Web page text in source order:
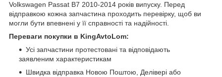
Volkswagen Passat B7 2010-2014 років випуску. Перед
відправкою кожна запчастина проходить перевірку, щоб ви
могли бути впевнені у її справності та надійності.
Переваги покупки в KingAvtoLom:
Усі запчастини протестовані та відповідають
заявленим характеристикам
Швидка відправка Новою Поштою, Делівері або